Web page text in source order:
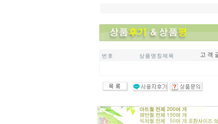
번 호 상 품 명 칭 제 목 고 객